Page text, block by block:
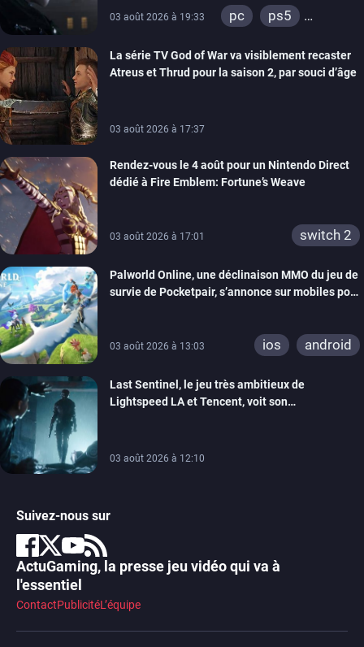
03 août 2026 à 19:33 pc
ps5
switch 2
La série TV God of War va visiblement recaster
Atreus et Thrud pour la saison 2, par souci d’âge
03 août 2026 à 17:37
Rendez-vous le 4 août pour un Nintendo Direct
dédié à Fire Emblem: Fortune’s Weave
03 août 2026 à 17:01 switch 2
Palworld Online, une déclinaison MMO du jeu de
survie de Pocketpair, s’annonce sur mobiles pour
03 août 2026 à 13:03 ios android
Last Sentinel, le jeu très ambitieux de
Lightspeed LA et Tencent, voit son
03 août 2026 à 12:10
Suivez-nous sur
ActuGaming, la presse jeu vidéo qui va à
l'essentiel
ContactPublicitéL’équipe